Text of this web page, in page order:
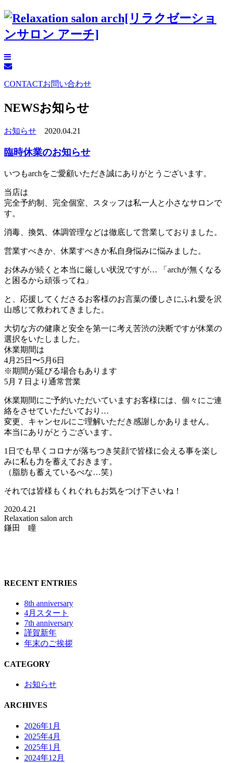
CONTACTお問い合わせ
NEWSお知らせ
お知らせ 2020.04.21
臨時休業のお知らせ
いつもarchをご愛顧いただき誠にありがとうございます。
当店は
完全予約制、完全個室、スタッフは私一人と小さなサロンで
す。
消毒、換気、体調管理などは徹底して営業しておりました。
営業すべきか、休業すべきか私自身悩みに悩みました。
お休みが続くと本当に厳しい状況ですが… 「archが無くなる
と困るから頑張ってね」
と、応援してくださるお客様のお言葉の優しさにふれ愛を沢
山感じて救われてきました。
大切な方の健康と安全を第一に考え苦渋の決断ですが休業の
選択をいたしました。
休業期間は
4月25日〜5月6日
※期間が延びる場合もあります
5月７日より通常営業
休業期間にご予約いただいていますお客様には、個々にご連
絡をさせていただいており…
変更、キャンセルにご理解いただき感謝しかありません。
本当にありがとうございます。
1日でも早くコロナが落ちつき笑顔で皆様に会える事を楽し
みに私も力を蓄えておきます。
（脂肪も蓄えているべな…笑）
それでは皆様もくれぐれもお気をつけ下さいね！
2020.4.21
Relaxation salon arch
鎌田 瞳
RECENT ENTRIES
8th anniversary
4月スタート
7th anniversary
謹賀新年
年末のご挨拶
CATEGORY
お知らせ
ARCHIVES
2026年1月
2025年4月
2025年1月
2024年12月